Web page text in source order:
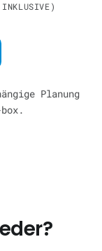
INKLUSIVE)
Planung